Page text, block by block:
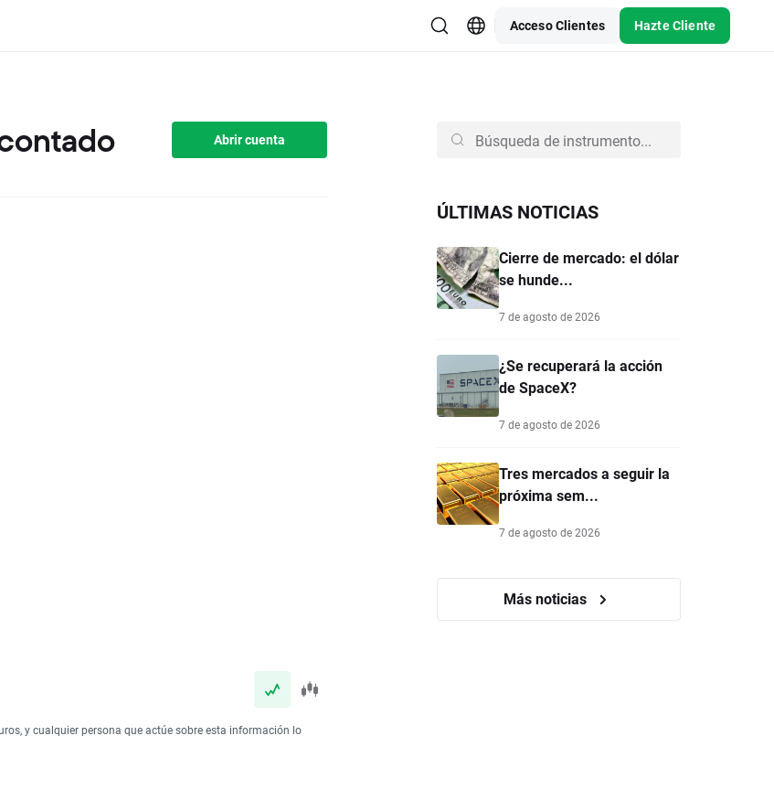
Acceso Clientes Hazte Cliente
Abrir cuenta
y cualquier persona que actúe sobre esta información lo
ÚLTIMAS NOTICIAS
Cierre de mercado: el dólar
se hunde...
7 de agosto de 2026
¿Se recuperará la acción
de SpaceX?
7 de agosto de 2026
Tres mercados a seguir la
próxima sem...
7 de agosto de 2026
Más noticias